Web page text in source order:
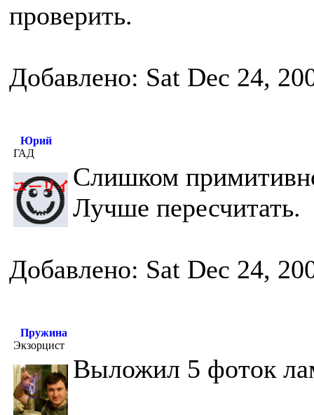
проверить.
Добавлено: Sat Dec 24,
Юрий
ГАД
Слишком
Лучше пересчитать.
Добавлено: Sat Dec 24,
Пружина
Экзорцист
Выложил 5 фоток